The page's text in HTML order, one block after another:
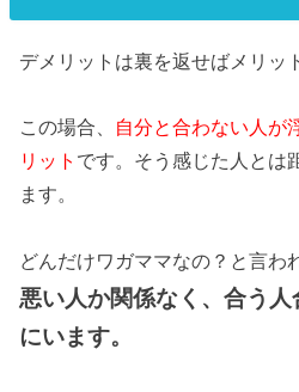
デメリットは裏を返せばメリッ
この場合、 自分と合わない人が
リット です。そう感じた人とは
ます。
どんだけワガママなの？と言わ
悪い人か関係なく、合う
にいます。